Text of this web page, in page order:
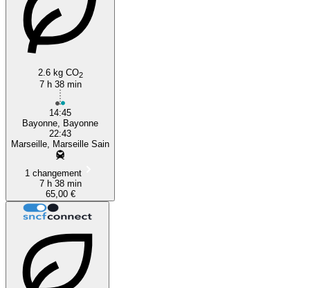
2.6 kg CO2
7 h 38 min
14:45
Bayonne, Bayonne
22:43
Marseille, Marseille Sain
1 changement
7 h 38 min
65,00 €